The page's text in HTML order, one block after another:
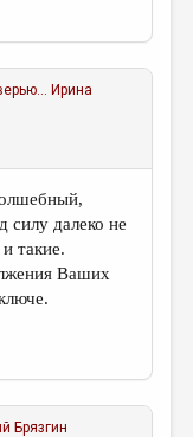
Ирина
силу далеко не
такие.
Ваших
Брязгин